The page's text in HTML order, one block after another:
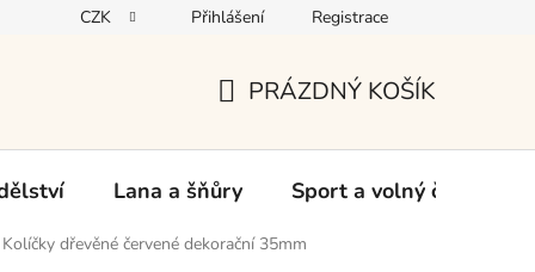
CZK Přihlášení Registrace
KOŠÍK
PRÁZDNÝ KOŠÍK
Lana a šňůry Sport a volný čas
Kolíčky dřevěné červené dekorační 35mm